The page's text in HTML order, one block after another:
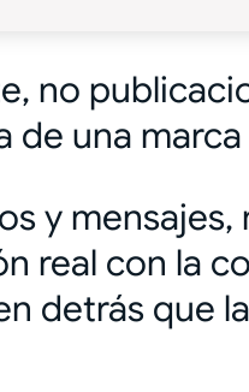
no
una
y
real con la
detrás que